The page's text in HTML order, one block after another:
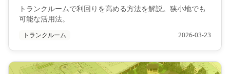
トランクルームで利回りを高める方法を解説。狭小地でも
可能な活用法。
トランクルーム 2026-03-23